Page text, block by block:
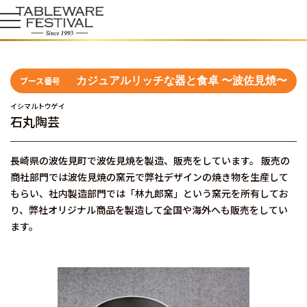
ブース番号 カジュアルリッチな器と食卓 〜波佐見焼〜
イシマルトウゲイ
石丸陶芸
長崎県の波佐見町で波佐見焼を製造、販売をしています。 販売の
商社部門では波佐見焼の窯元で弊社デザインの焼き物を生産して
もらい、社内製造部門では「林九郎窯」という窯元を所有してお
り、弊社オリジナル商品を製造して全国や海外へも販売をしてい
ます。